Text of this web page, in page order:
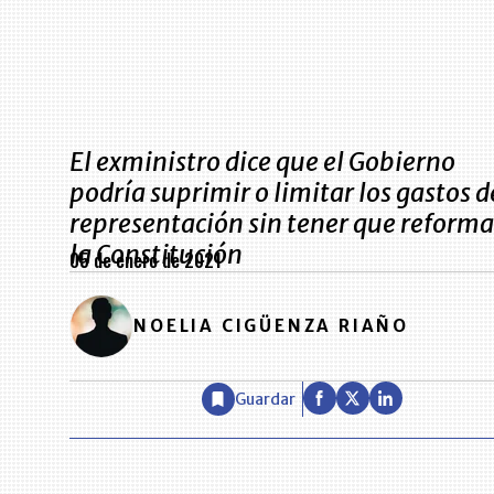
El exministro dice que el Gobierno
podría suprimir o limitar los gastos
representación sin tener que
la Constitución
05 de enero de 2021
NOELIA CIGÜENZA RIAÑO
Guardar